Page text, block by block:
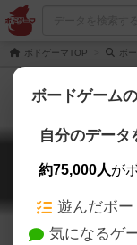
ボドゲーマTOP ボ
ボードゲーム
自分のデータ
約75,000人が
遊んだボ
気になるゲ